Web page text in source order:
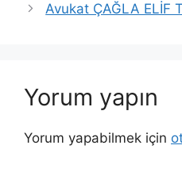
Avukat ÇAĞLA ELİF
Yorum yapın
Yorum yapabilmek için